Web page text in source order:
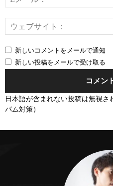
新しいコメントをメールで通知
新しい投稿をメールで受け取る
日本語が含まれない投稿は無視
パム対策）